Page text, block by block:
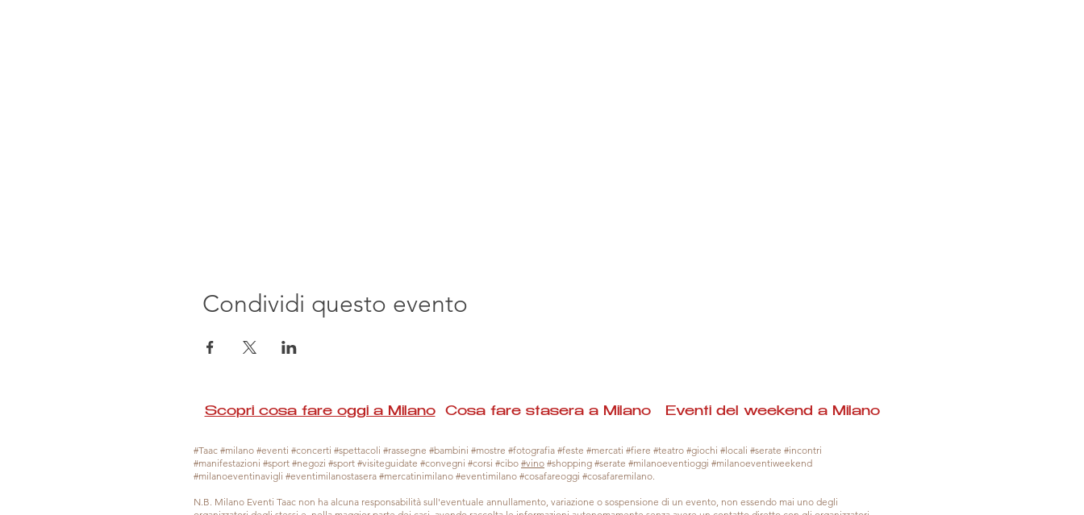
Condividi questo evento
Scopri cosa fare oggi a MilanoCosa fare stasera a Milano Eventi del weekend a Milano
#Taac #milano #eventi #concerti #spettacoli #rassegne #bambini #mostre #fotografia #feste #mercati #fiere #teatro #giochi #locali #serate #incontri
#manifestazioni #sport #negozi #sport #visiteguidate #convegni #corsi #cibo #vino #shopping #serate #milanoeventioggi #milanoeventiweekend
#milanoeventinavigli #eventimilanostasera #mercatinimilano #eventimilano #cosafareoggi #cosafaremilano.
N.B. Milano Eventi Taac non ha alcuna responsabilità sull'eventuale annullamento, variazione o sospensione di un evento, non essendo mai uno degli